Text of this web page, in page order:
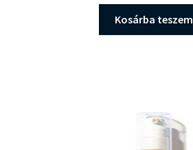
Kosárba teszem